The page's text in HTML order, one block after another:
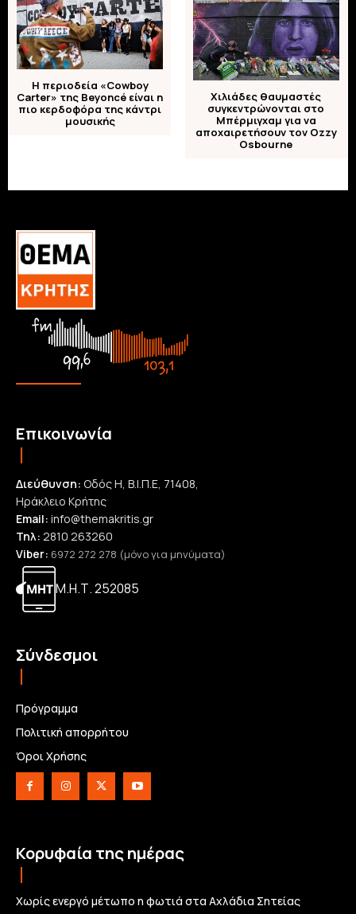
Η περιοδεία «Cowboy
Carter» της Beyoncé είναι η
πιο κερδοφόρα της κάντρι
μουσικής
Χιλιάδες θαυμαστές
συγκεντρώνονται στο
Μπέρμιγχαμ για να
αποχαιρετήσουν τον Ozzy
Osbourne
Επικοινωνία
Διεύθυνση: Οδός Η, Β.Ι.Π.Ε, 71408,
Ηράκλειο Κρήτης
Email: info@themakritis.gr
Τηλ: 2810 263260
Viber: 6972 272 278 (μόνο για μηνύματα)
Μ.Η.Τ. 252085
Σύνδεσμοι
Πρόγραμμα
Πολιτική απορρήτου
Όροι Χρήσης
Κορυφαία της ημέρας
Χωρίς ενεργό μέτωπο η φωτιά στα Αχλάδια Σητείας